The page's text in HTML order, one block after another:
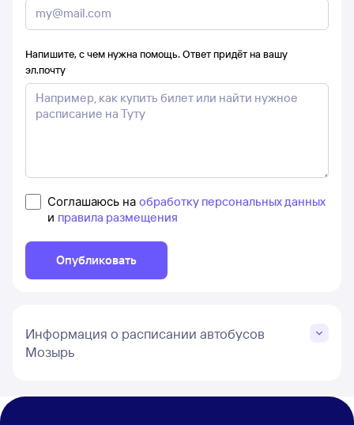
Напишите, с чем нужна помощь. Ответ придёт на вашу
эл.почту
Соглашаюсь на обработку персональных данных
и правила размещения
Опубликовать
Информация о расписании автобусов
Мозырь